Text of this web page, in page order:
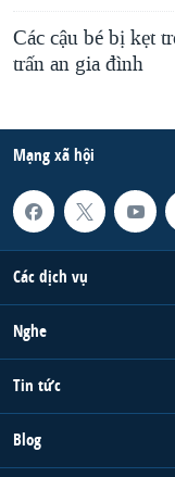
Các cậu bé bị kẹt
trấn an gia đình
Mạng xã hội
Các dịch vụ
Nghe
Tin tức
Blog